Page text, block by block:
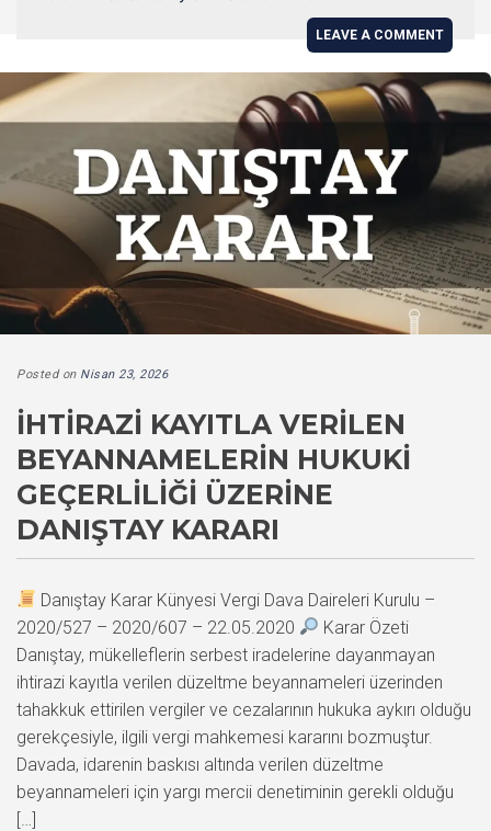
LEAVE A COMMENT
Posted on Nisan 23, 2026
İHTIRAZI KAYITLA VERILEN
BEYANNAMELERIN HUKUKI
GEÇERLILIĞI ÜZERINE
DANIŞTAY KARARI
Danıştay Karar Künyesi Vergi Dava Daireleri Kurulu –
2020/527 – 2020/607 – 22.05.2020
Karar Özeti
Danıştay, mükelleflerin serbest iradelerine dayanmayan
ihtirazi kayıtla verilen düzeltme beyannameleri üzerinden
tahakkuk ettirilen vergiler ve cezalarının hukuka aykırı olduğu
gerekçesiyle, ilgili vergi mahkemesi kararını bozmuştur.
Davada, idarenin baskısı altında verilen düzeltme
beyannameleri için yargı mercii denetiminin gerekli olduğu
[…]